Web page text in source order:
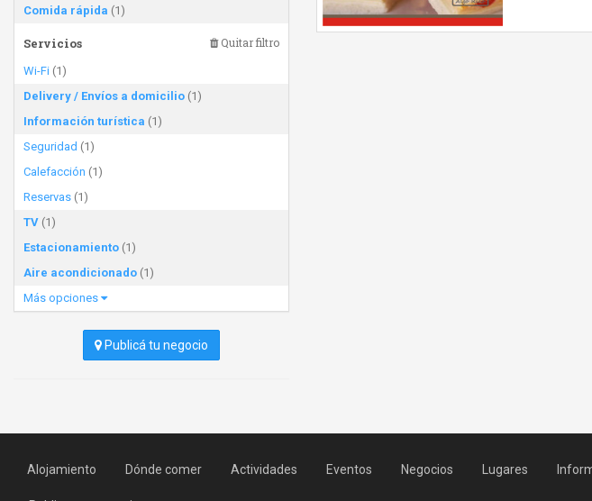
Comida rápida (1)
Servicios Quitar filtro
Wi-Fi (1)
Delivery / Envíos a domicilio (1)
Información turística (1)
Seguridad (1)
Calefacción (1)
Reservas (1)
TV (1)
Estacionamiento (1)
Aire acondicionado (1)
Más opciones
Publicá tu negocio
Alojamiento Dónde comer Actividades Eventos Negocios Lugares